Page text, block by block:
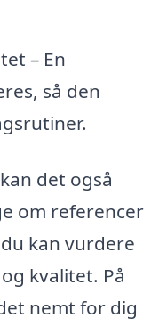
– En
så den
det også
om referencer
kan vurdere
kvalitet. På
nemt for dig